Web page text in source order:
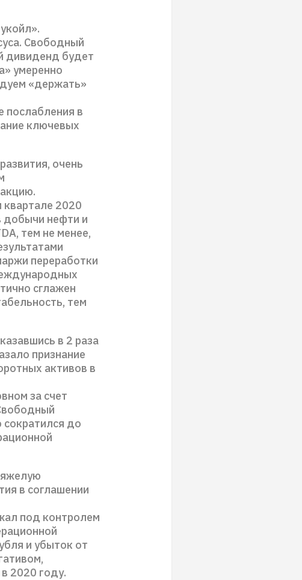
Свободный
дивиденд будет
умеренно
«держать»
послабления в
ключевых
очень
квартале 2020
добычи нефти и
тем не менее,
переработки
сглажен
тем
в 2 раза
признание
активов в
за счет
до
в соглашении
под контролем
и убыток от
2020 году.